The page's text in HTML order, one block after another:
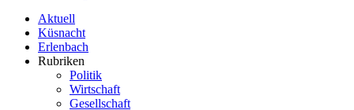
Aktuell
Küsnacht
Erlenbach
Rubriken
Politik
Wirtschaft
Gesellschaft